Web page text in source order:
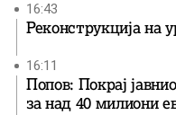
16:43
Реконструкција на
16:11
Попов: Покрај
за над 40 милиони